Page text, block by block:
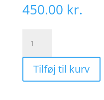
450.00 kr.
Selection
Whisky
antalTilføj til kurv